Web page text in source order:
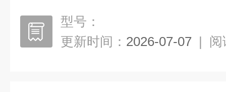
型号：
更新时间： 2026-07-07 | 阅